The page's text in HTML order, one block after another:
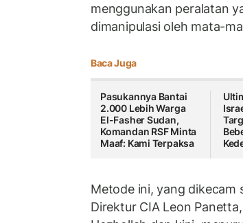
menggunakan peralatan
dimanipulasi oleh mata-
Baca Juga
Pasukannya Bantai
2.000 Lebih Warga
El-Fasher Sudan,
Komandan RSF Minta
Maaf: Kami Terpaksa
Metode ini, yang dikecam
Direktur CIA Leon